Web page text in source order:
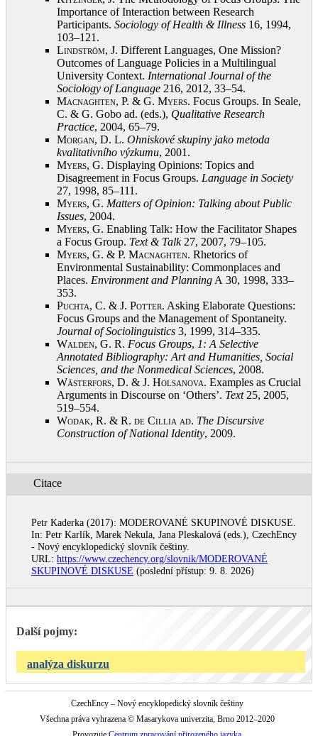
Importance of Interaction between Research
Participants. Sociology of Health & Illness 16, 1994,
103–121 .
Lindström, J. Different Languages, One Mission?
Outcomes of Language Policies in a Multilingual
University Context. International Journal of the
Sociology of Language 216, 2012, 33–54.
Macnaghten, P. & G. Myers. Focus Groups. In Seale,
C. & G. Gobo ad. (eds.), Qualitative Research
Practice, 2004, 65–79.
Morgan, D. L. Ohniskové skupiny jako metoda
kvalitativního výzkumu, 2001 .
Myers, G. Displaying Opinions: Topics and
Disagreement in Focus Groups. Language in Society
27, 1998, 85–111 .
Myers, G. Matters of Opinion: Talking about Public
Issues, 2004.
Myers, G. Enabling Talk: How the Facilitator Shapes
a Focus Group. Text & Talk27, 2007, 79–105.
Myers, G. & P. Macnaghten. Rhetorics of
Environmental Sustainability: Commonplaces and
Places. Environment and Planning A 30, 1998, 333–
353.
Puchta, C. & J. Potter. Asking Elaborate Questions:
Focus Groups and the Management of Spontaneity.
Journal of Sociolinguistics 3, 1999, 314–335.
Walden, G. R. Focus Groups, 1: A Selective
Annotated Bibliography: Art and Humanities, Social
Sciences, and the Nonmedical Sciences, 2008.
Wästerfors, D. & J. Holsanova. Examples as Crucial
Arguments in Discourse on ‘Others’. Text25, 2005,
519–554.
Wodak, R. & R. de Cillia ad. The Discursive
Construction of National Identity, 2009.
Citace
Petr Kaderka (2017): MODEROVANÉ SKUPINOVÉ DISKUSE.
In: Petr Karlík, Marek Nekula, Jana Pleskalová (eds.), CzechEncy
- Nový encyklopedický slovník češtiny.
URL: https://www.czechency.org/slovnik/MODEROVANÉ
SKUPINOVÉ DISKUSE (poslední přístup: 9. 8. 2026)
Další pojmy:
analýza diskurzu
CzechEncy – Nový encyklopedický slovník češtiny
Všechna práva vyhrazena © Masarykova univerzita, Brno 2012–2020